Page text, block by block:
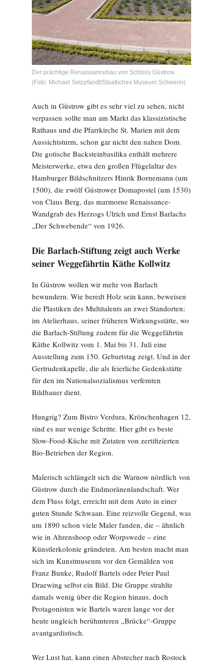
Der prächtige Renaissancebau von Schloss Güstrow
(Foto: Michael Setzpfandt/Staatliches Museum Schwerin)
Auch in Güstrow gibt es sehr viel zu sehen, nicht
verpassen sollte man am Markt das klassizistische
Rathaus und die Pfarrkirche St. Marien mit dem
Aussichtsturm, schon gar nicht den nahen Dom.
Die gotische Backsteinbasilika enthält mehrere
Meisterwerke, etwa den großen Flügelaltar des
Hamburger Bildschnitzers Hinrik Bornemann (um
1500), die zwölf Güstrower Domapostel (um 1530)
von Claus Berg, das marmorne Renaissance-
Wandgrab des Herzogs Ulrich und Ernst Barlachs
„Der Schwebende“ von 1926.
Die Barlach-Stiftung zeigt auch Werke
seiner Weggefährtin Käthe Kollwitz
In Güstrow wollen wir mehr von Barlach
bewundern. Wie beredt Holz sein kann, beweisen
die Plastiken des Multitalents an zwei Standorten:
im Atelierhaus, seiner früheren Wirkungsstätte, wo
die Barlach-Stiftung zudem für die Weg­gefährtin
Käthe Kollwitz vom 1. Mai bis 31. Juli eine
Ausstellung zum 150. Geburtstag zeigt. Und in der
Gertrudenkapelle, die als feierliche Gedenkstätte
für den im Nationalsozialismus verfemten
Bildhauer dient.
Hungrig? Zum Bistro Verdura, Krönchenhagen 12,
sind es nur wenige Schritte. Hier gibt es beste
Slow-Food-Küche mit Zutaten von zertifizierten
Bio-Betrieben der Region.
Malerisch schlängelt sich die Warnow nördlich von
Güstrow durch die Endmoränenlandschaft. Wer
dem Fluss folgt, erreicht mit dem Auto in einer
guten Stunde Schwaan. Eine reizvolle Gegend, was
um 1890 schon viele Maler fanden, die – ähnlich
wie in Ahrenshoop oder Worpswede – eine
Künstlerkolonie gründeten. Am besten macht man
sich im Kunstmuseum vor den Gemälden von
Franz Bunke, Rudolf Bartels oder Peter Paul
Draewing selbst ein Bild. Die Gruppe strahlte
damals wenig über die Region hinaus, doch
Protagonisten wie Bartels waren lange vor der
heute ungleich berühmteren „Brücke“-Gruppe
avantgardistisch.
Wer Lust hat, kann einen Abstecher nach Rostock